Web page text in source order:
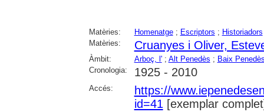
Matèries: Homenatge; Escriptors ; Historiadors
Matèries:
Cruanyes i Oliver,
Àmbit: Arboç, l'; Alt Penedès ; Baix
Cronologia:
1925 - 2010
Accés:
https://
id=41 [exemplar